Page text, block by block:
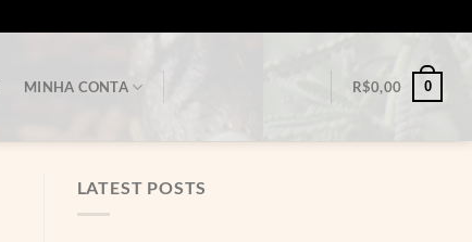
MINHA CONTA R$0,00 0
LATEST POSTS